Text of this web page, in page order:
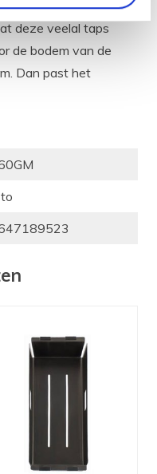
spoelbakken van
deze veelal taps
de bodem van de
Dan past het